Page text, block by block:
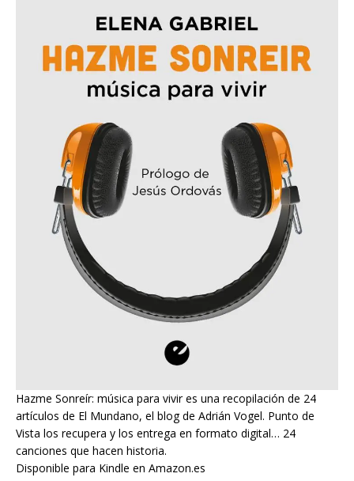
Hazme Sonreír: música para vivir es una recopilación de 24
artículos de El Mundano, el blog de Adrián Vogel. Punto de
Vista los recupera y los entrega en formato digital… 24
canciones que hacen historia.
Disponible para Kindle en Amazon.es